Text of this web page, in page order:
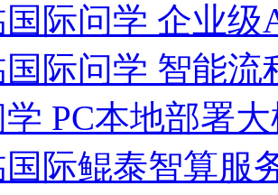
际问学 企业级
际问学 智能流
PC本地部署
国际鲲泰智算服